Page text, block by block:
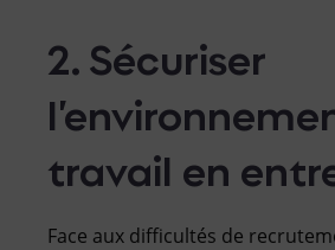
2. Sécuriser
travail en
Face aux difficultés de